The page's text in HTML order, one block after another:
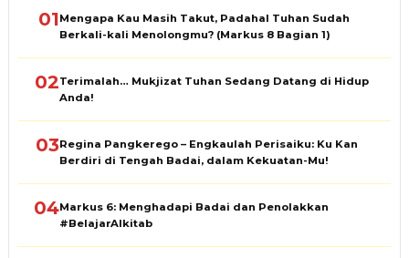
01Mengapa Kau Masih Takut, Padahal Tuhan Sudah
Berkali-kali Menolongmu? (Markus 8 Bagian 1)
02Terimalah… Mukjizat Tuhan Sedang Datang di Hidup
Anda!
03Regina Pangkerego – Engkaulah Perisaiku: Ku Kan
Berdiri di Tengah Badai, dalam Kekuatan-Mu!
04Markus 6: Menghadapi Badai dan Penolakkan
#BelajarAlkitab